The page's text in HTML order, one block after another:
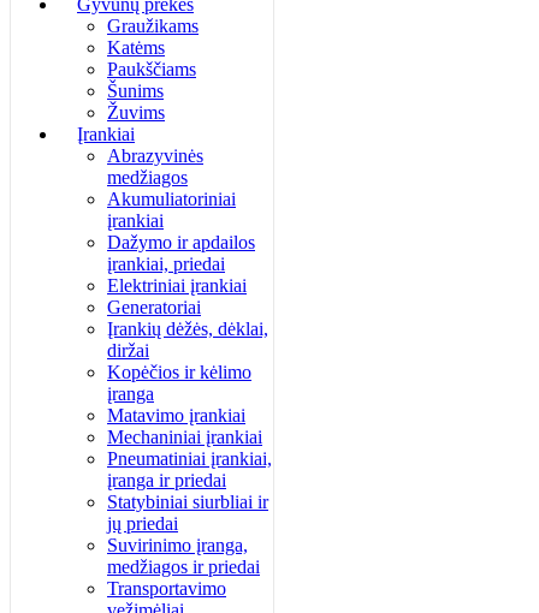
Gyvūnų prekės
Graužikams
Katėms
Paukščiams
Šunims
Žuvims
Įrankiai
Abrazyvinės
medžiagos
Akumuliatoriniai
įrankiai
Dažymo ir apdailos
įrankiai, priedai
Elektriniai įrankiai
Generatoriai
Įrankių dėžės, dėklai,
diržai
Kopėčios ir kėlimo
įranga
Matavimo įrankiai
Mechaniniai įrankiai
Pneumatiniai įrankiai,
įranga ir priedai
Statybiniai siurbliai ir
jų priedai
Suvirinimo įranga,
medžiagos ir priedai
Transportavimo